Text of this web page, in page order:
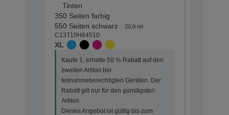
Tinten
350 Seiten farbig
550 Seiten schwarz
20,9 ml
C13T10H64510
XL
Kaufe 1, erhalte 50 % Rabatt auf den
zweiten Artikel bei
teilnahmeberechtigten Geräten. Der
Rabatt gilt nur für den günstigsten
Artikel.
Dieses Angebot ist gültig bis zum